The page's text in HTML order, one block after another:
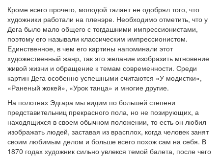
Кроме всего прочего, молодой талант не одобрял того, что
художники работали на пленэре. Необходимо отметить, что у
Дега было мало общего с тогдашними импрессионистами,
поэтому его называли классическим импрессионистом.
Единственное, в чем его картины напоминали этот
художественный жанр, так это желание изобразить мгновение
живой жизни и обращение к темам современности. Среди
картин Дега особенно успешными считаются «У модистки»,
«Раненый жокей», «Урок танца» и многие другие.
На полотнах Эдгара мы видим по большей степени
представительниц прекрасного пола, но не позирующих, а
находящихся в своем обычном положении, то есть он любил
изображать людей, заставая из врасплох, когда человек занят
своим любимым делом и больше всего похож сам на себя. В
1870 годах художник сильно увлекся темой балета, после чего